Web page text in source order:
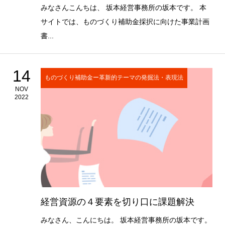
みなさんこんちは、 坂本経営事務所の坂本です。 本
サイトでは、ものづくり補助金採択に向けた事業計画
書...
14
NOV
2022
ものづくり補助金ー革新的テーマの発掘法・表現法
経営資源の４要素を切り口に課題解決
みなさん、こんにちは。 坂本経営事務所の坂本です。